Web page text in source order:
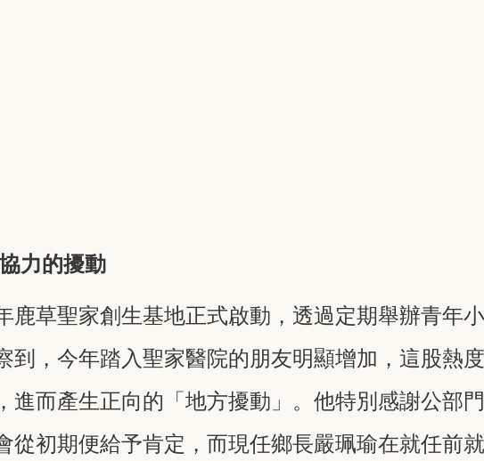
力的擾動
鹿草聖家創生基地正式啟動，透過定期舉辦青年
到，今年踏入聖家醫院的朋友明顯增加，這股熱
進而產生正向的「地方擾動」。他特別感謝公部
從初期便給予肯定，而現任鄉長嚴珮瑜在就任前